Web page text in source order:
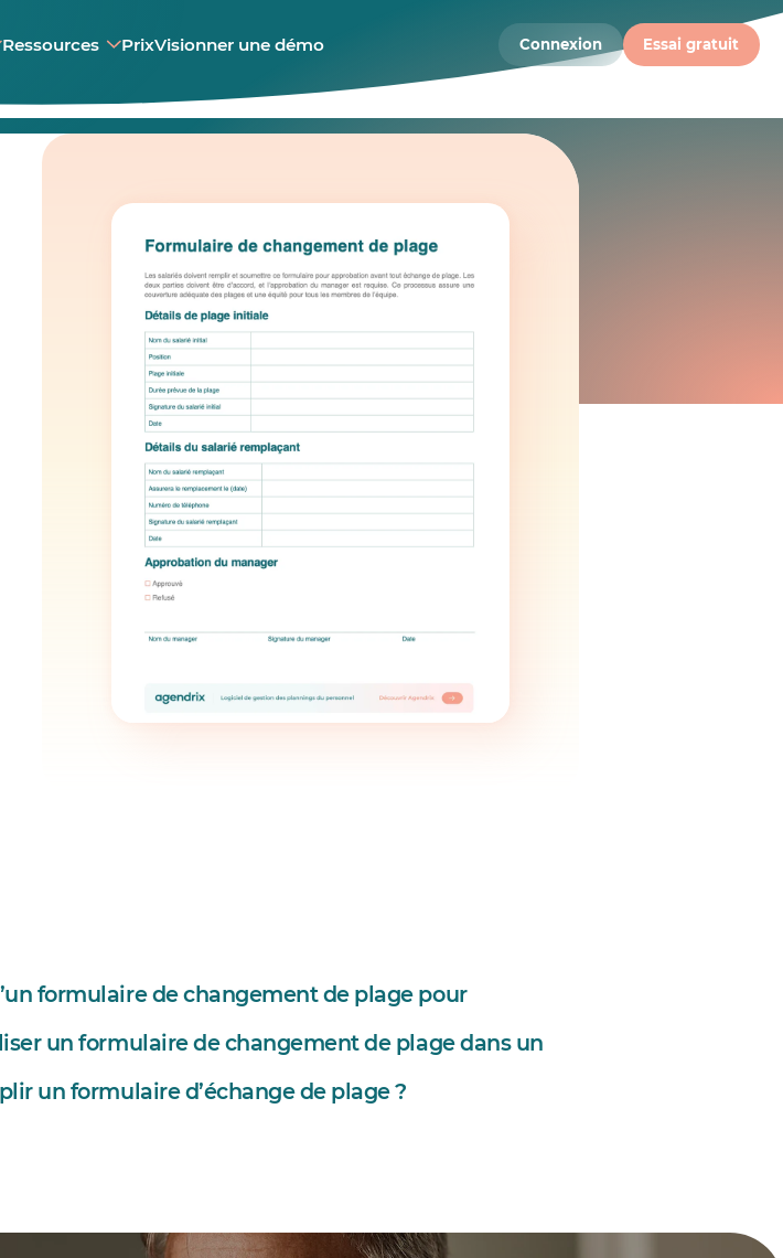
Ressources PrixVisionner une démo Connexion Essai gratuit
formulaire de changement de plage pour
un formulaire de changement de plage dans un
modèles pour la gestion de restaurant
un formulaire d’échange de plage ?